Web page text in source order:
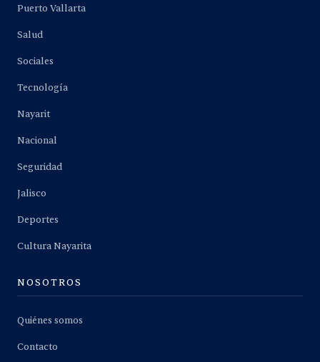
Puerto Vallarta
Salud
Sociales
Tecnología
Nayarit
Nacional
Seguridad
Jalisco
Deportes
Cultura Nayarita
NOSOTROS
Quiénes somos
Contacto